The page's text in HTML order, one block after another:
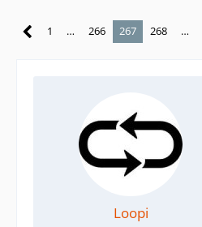
1 … 266 267 268 …
Loopi